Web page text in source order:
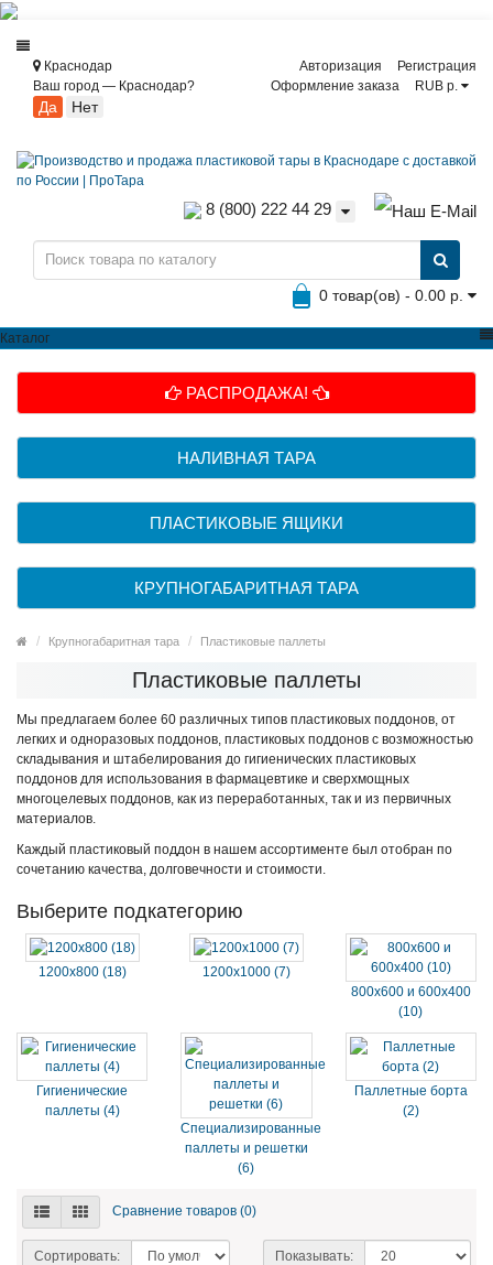
Краснодар
Ваш город — Краснодар?
Авторизация
Регистрация
Оформление заказа
RUB р.
8 (800) 222 44 29
0 товар(ов) - 0.00 р.
Каталог
РАСПРОДАЖА!
НАЛИВНАЯ ТАРА
ПЛАСТИКОВЫЕ ЯЩИКИ
КРУПНОГАБАРИТНАЯ ТАРА
Крупногабаритная тара Пластиковые паллеты
Пластиковые паллеты
Мы предлагаем более 60 различных типов пластиковых поддонов, от
легких и одноразовых поддонов, пластиковых поддонов с возможностью
складывания и штабелирования до гигиенических пластиковых
поддонов для использования в фармацевтике и сверхмощных
многоцелевых поддонов, как из переработанных, так и из первичных
материалов.
Каждый пластиковый поддон в нашем ассортименте был отобран по
сочетанию качества, долговечности и стоимости.
Выберите подкатегорию
1200х800 (18)
1200х1000 (7)
800х600 и 600х400
(10)
Гигиенические
паллеты (4)
Специализированные
паллеты и решетки
(6)
Паллетные борта
(2)
Сравнение товаров (0)
Сортировать: Показывать: